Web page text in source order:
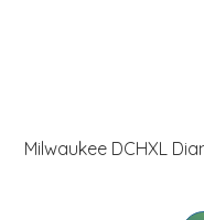
Milwaukee DCHXL